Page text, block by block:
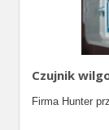
Czujnik
Firma Hunter